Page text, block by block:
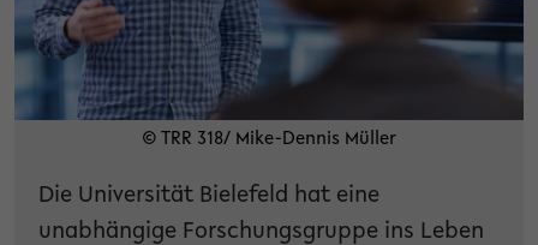
© TRR 318/ Mike-Dennis Müller
Die Universität Bielefeld hat eine
unabhängige Forschungsgruppe ins Leben